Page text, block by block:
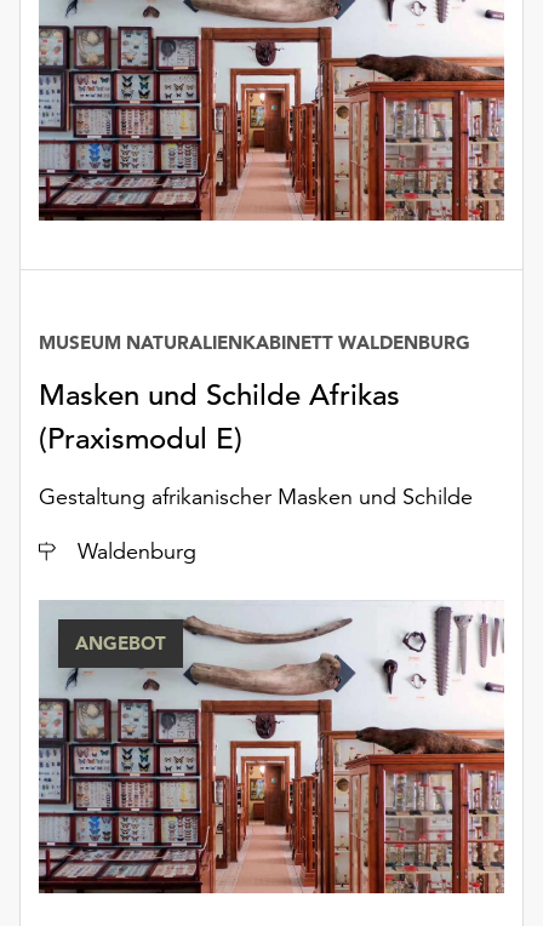
Masken und Schilde Afrikas
(Praxismodul E)
MUSEUM NATURALIENKABINETT WALDENBURG
Gestaltung afrikanischer Masken und Schilde
Ort
Waldenburg
ANGEBOT